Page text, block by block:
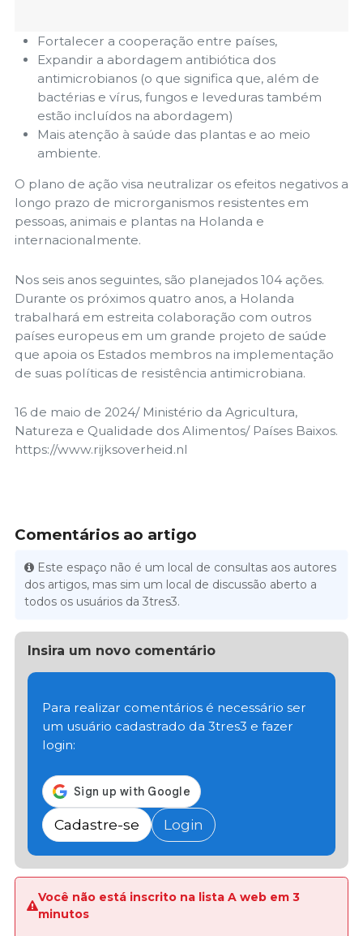
Fortalecer a cooperação entre países,
Expandir a abordagem antibiótica dos
antimicrobianos (o que significa que, além de
bactérias e vírus, fungos e leveduras também
estão incluídos na abordagem)
Mais atenção à saúde das plantas e ao meio
ambiente.
O plano de ação visa neutralizar os efeitos negativos a
longo prazo de microrganismos resistentes em
pessoas, animais e plantas na Holanda e
internacionalmente.
Nos seis anos seguintes, são planejados 104 ações.
Durante os próximos quatro anos, a Holanda
trabalhará em estreita colaboração com outros
países europeus em um grande projeto de saúde
que apoia os Estados membros na implementação
de suas políticas de resistência antimicrobiana.
16 de maio de 2024/ Ministério da Agricultura,
Natureza e Qualidade dos Alimentos/ Países Baixos.
https://www.rijksoverheid.nl
Comentários ao artigo
Este espaço não é um local de consultas aos autores
dos artigos, mas sim um local de discussão aberto a
todos os usuários da 3tres3.
Insira um novo comentário
Para realizar comentários é necessário ser
um usuário cadastrado da 3tres3 e fazer
login:
Cadastre-se Login
Você não está inscrito na lista A web em 3
minutos